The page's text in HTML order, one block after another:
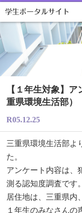
【１年生対象】
重県環境生活部）
R05.12.25
三重県環境生活部よ
た。
アンケート内容は、
測る認知度調査です。
居住地は、三重県内
１年生のみなさんの